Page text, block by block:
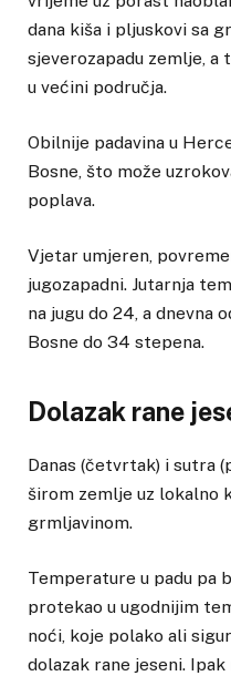
dana kiša i pljuskovi sa
sjeverozapadu zemlje,
u većini područja.
Obilnije padavina u
Bosne, što može
poplava.
Vjetar umjeren,
jugozapadni. Jutarnja
na jugu do 24, a dnevna
Bosne do 34 stepena.
Dolazak rane
Danas (četvrtak) i sutra
širom zemlje uz lokalno
grmljavinom.
Temperature u padu pa
protekao u ugodnijim
noći, koje polako ali
dolazak rane jeseni.